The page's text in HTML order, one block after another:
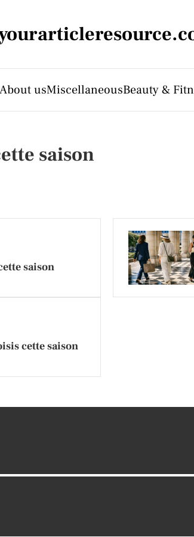
About usMiscellaneousBeauty &
saison
saison
cette saison